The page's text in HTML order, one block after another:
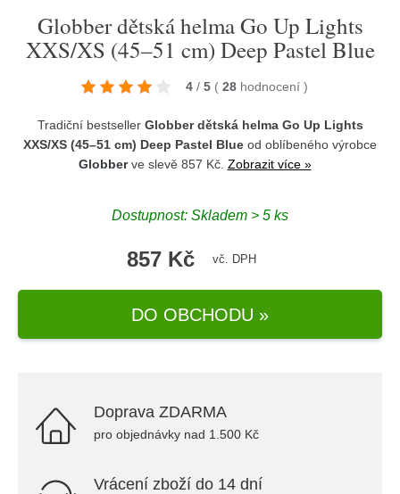
Globber dětská helma Go Up Lights
XXS/XS (45–51 cm) Deep Pastel Blue
4 / 5 ( 28 hodnocení )
Tradiční bestseller Globber dětská helma Go Up Lights
XXS/XS (45–51 cm) Deep Pastel Blue od oblíbeného výrobce
Globberve slevě 857 Kč. Zobrazit více »
Dostupnost: Skladem > 5 ks
857 Kč vč. DPH
DO OBCHODU »
Doprava ZDARMA
pro objednávky nad 1.500 Kč
Vrácení zboží do 14 dní